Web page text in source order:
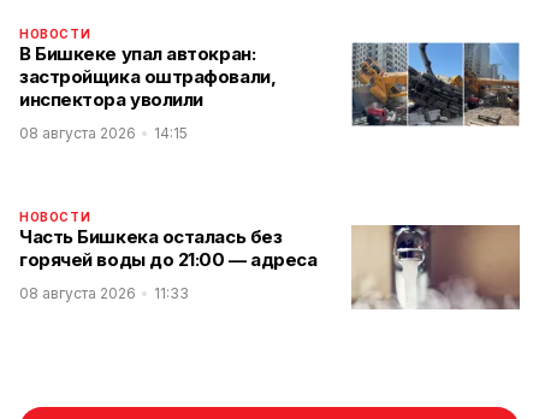
НОВОСТИ
В Бишкеке упал автокран:
застройщика оштрафовали,
инспектора уволили
08 августа 2026 14:15
НОВОСТИ
Часть Бишкека осталась без
горячей воды до 21:00 — адреса
08 августа 2026 11:33